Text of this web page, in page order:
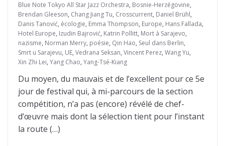
Blue Note Tokyo All Star Jazz Orchestra, Bosnie-Herzégovine,
Brendan Gleeson, Chang Jiang Tu, Crosscurrent, Daniel Brühl,
Danis Tanović, écologie, Emma Thompson, Europe, Hans Fallada,
Hotel Europe, Izudin Bajrović, Katrin Pollitt, Mort à Sarajevo,
nazisme, Norman Merry, poésie, Qin Hao, Seul dans Berlin,
Smrt u Sarajevu, UE, Vedrana Seksan, Vincent Perez, Wang Yu,
Xin Zhi Lei, Yang Chao, Yang-Tsé-Kiang
Du moyen, du mauvais et de l’excellent pour ce 5e
jour de festival qui, à mi-parcours de la section
compétition, n’a pas (encore) révélé de chef-
d’œuvre mais dont la sélection tient pour l’instant
la route (…)